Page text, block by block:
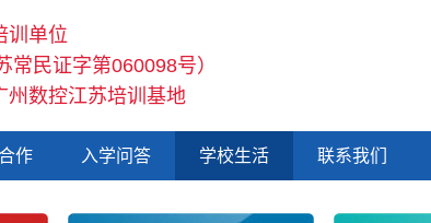
训单位
民证字第060098号）
州数控江苏培训基地
作 入学问答 学校生活 联系我们